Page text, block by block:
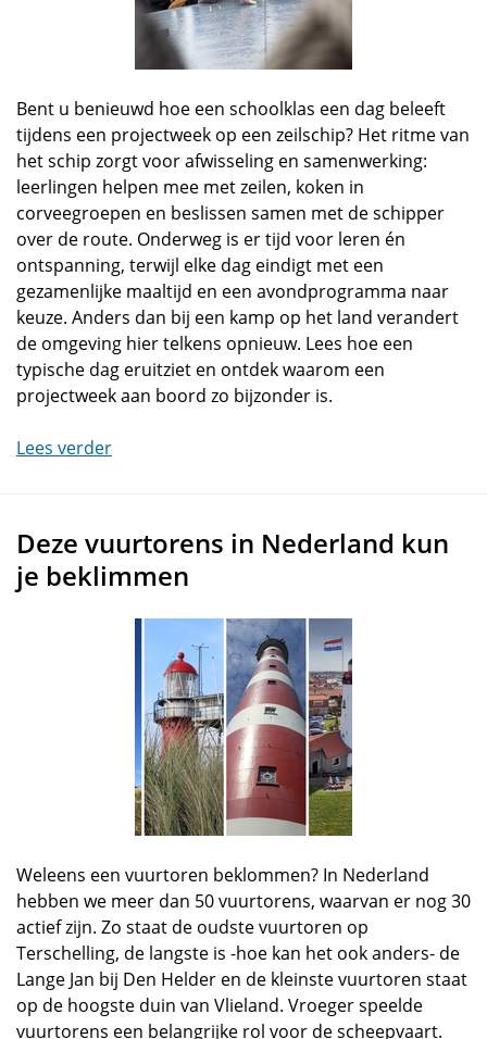
Bent u benieuwd hoe een schoolklas een dag beleeft
tijdens een projectweek op een zeilschip? Het ritme van
het schip zorgt voor afwisseling en samenwerking:
leerlingen helpen mee met zeilen, koken in
corveegroepen en beslissen samen met de schipper
over de route. Onderweg is er tijd voor leren én
ontspanning, terwijl elke dag eindigt met een
gezamenlijke maaltijd en een avondprogramma naar
keuze. Anders dan bij een kamp op het land verandert
de omgeving hier telkens opnieuw. Lees hoe een
typische dag eruitziet en ontdek waarom een
projectweek aan boord zo bijzonder is.
Lees verder
Deze vuurtorens in Nederland kun
je beklimmen
Weleens een vuurtoren beklommen? In Nederland
hebben we meer dan 50 vuurtorens, waarvan er nog 30
actief zijn. Zo staat de oudste vuurtoren op
Terschelling, de langste is -hoe kan het ook anders- de
Lange Jan bij Den Helder en de kleinste vuurtoren staat
op de hoogste duin van Vlieland. Vroeger speelde
vuurtorens een belangrijke rol voor de scheepvaart.